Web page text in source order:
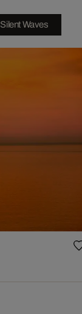
Silent Waves